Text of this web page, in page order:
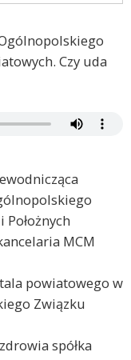
Czy uda
MCM
powiatowego w
Związku
spółka